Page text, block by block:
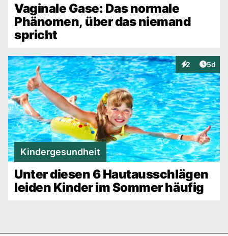
Vaginale Gase: Das normale
Phänomen, über das niemand
spricht
2
Interaktionen
5d
Kindergesundheit
Unter diesen 6 Hautausschlägen
leiden Kinder im Sommer häufig